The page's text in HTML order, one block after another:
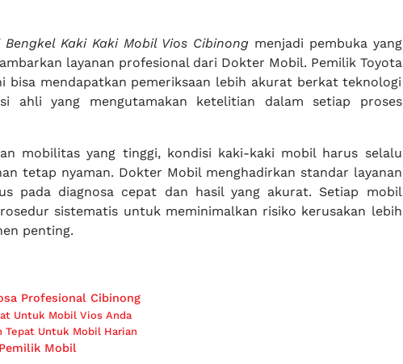
Kaki Kaki Mobil Vios Cibinong menjadi pembuka yang
layanan profesional dari Dokter Mobil. Pemilik Toyota
bisa mendapatkan pemeriksaan lebih akurat berkat teknologi
ahli yang mengutamakan ketelitian dalam setiap proses
mobilitas yang tinggi, kondisi kaki-kaki mobil harus selalu
tetap nyaman. Dokter Mobil menghadirkan standar layanan
pada diagnosa cepat dan hasil yang akurat. Setiap mobil
sistematis untuk meminimalkan risiko kerusakan lebih
penting.
Profesional Cibinong
Untuk Mobil Vios Anda
Tepat Untuk Mobil Harian
Mobil